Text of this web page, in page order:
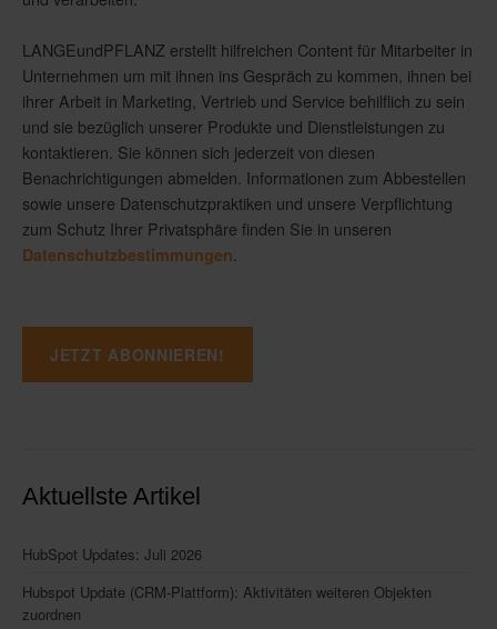
LANGEundPFLANZ erstellt hilfreichen Content für Mitarbeiter in
Unternehmen um mit ihnen ins Gespräch zu kommen, ihnen bei
ihrer Arbeit in Marketing, Vertrieb und Service behilflich zu sein
und sie bezüglich unserer Produkte und Dienstleistungen zu
kontaktieren. Sie können sich jederzeit von diesen
Benachrichtigungen abmelden. Informationen zum Abbestellen
sowie unsere Datenschutzpraktiken und unsere Verpflichtung
zum Schutz Ihrer Privatsphäre finden Sie in unseren
Datenschutzbestimmungen
Aktuellste Artikel
HubSpot Updates: Juli 2026
Hubspot Update (CRM-Plattform): Aktivitäten weiteren Objekten
zuordnen